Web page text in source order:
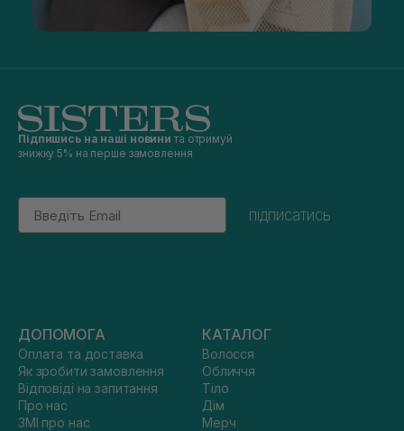
Підпишись на наші новини та отримуй
знижку 5% на перше замовлення
Email
підписатись
ДОПОМОГА
Оплата та доставка
Як зробити замовлення
Відповіді на запитання
Про нас
ЗМІ про нас
КАТАЛОГ
Волосся
Обличчя
Тіло
Дім
Мерч